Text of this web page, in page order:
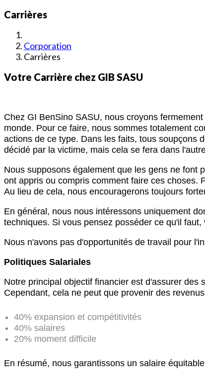
Carrières
Corporation
Carrières
Votre Carrière chez GIB SASU
Chez GI BenSino SASU, nous croyons
monde. Pour ce faire, nous sommes totalement
actions de ce type. Dans les faits, tous soupçons
décidé par la victime, mais cela se fera dans
Nous supposons également que les gens ne font
ont appris ou compris comment faire ces choses.
Au lieu de cela, nous encouragerons toujours
En général, nous nous intéressons uniquement
techniques. Si vous pensez posséder ce qu'il
Nous n'avons pas d'opportunités de travail pour
Politiques Salariales
Notre principal objectif financier est d'assurer
Cependant, cela ne peut que provenir des
40% expansion et compétitivités
40% salaires
20% moment difficile
En résumé, nous garantissons un salaire